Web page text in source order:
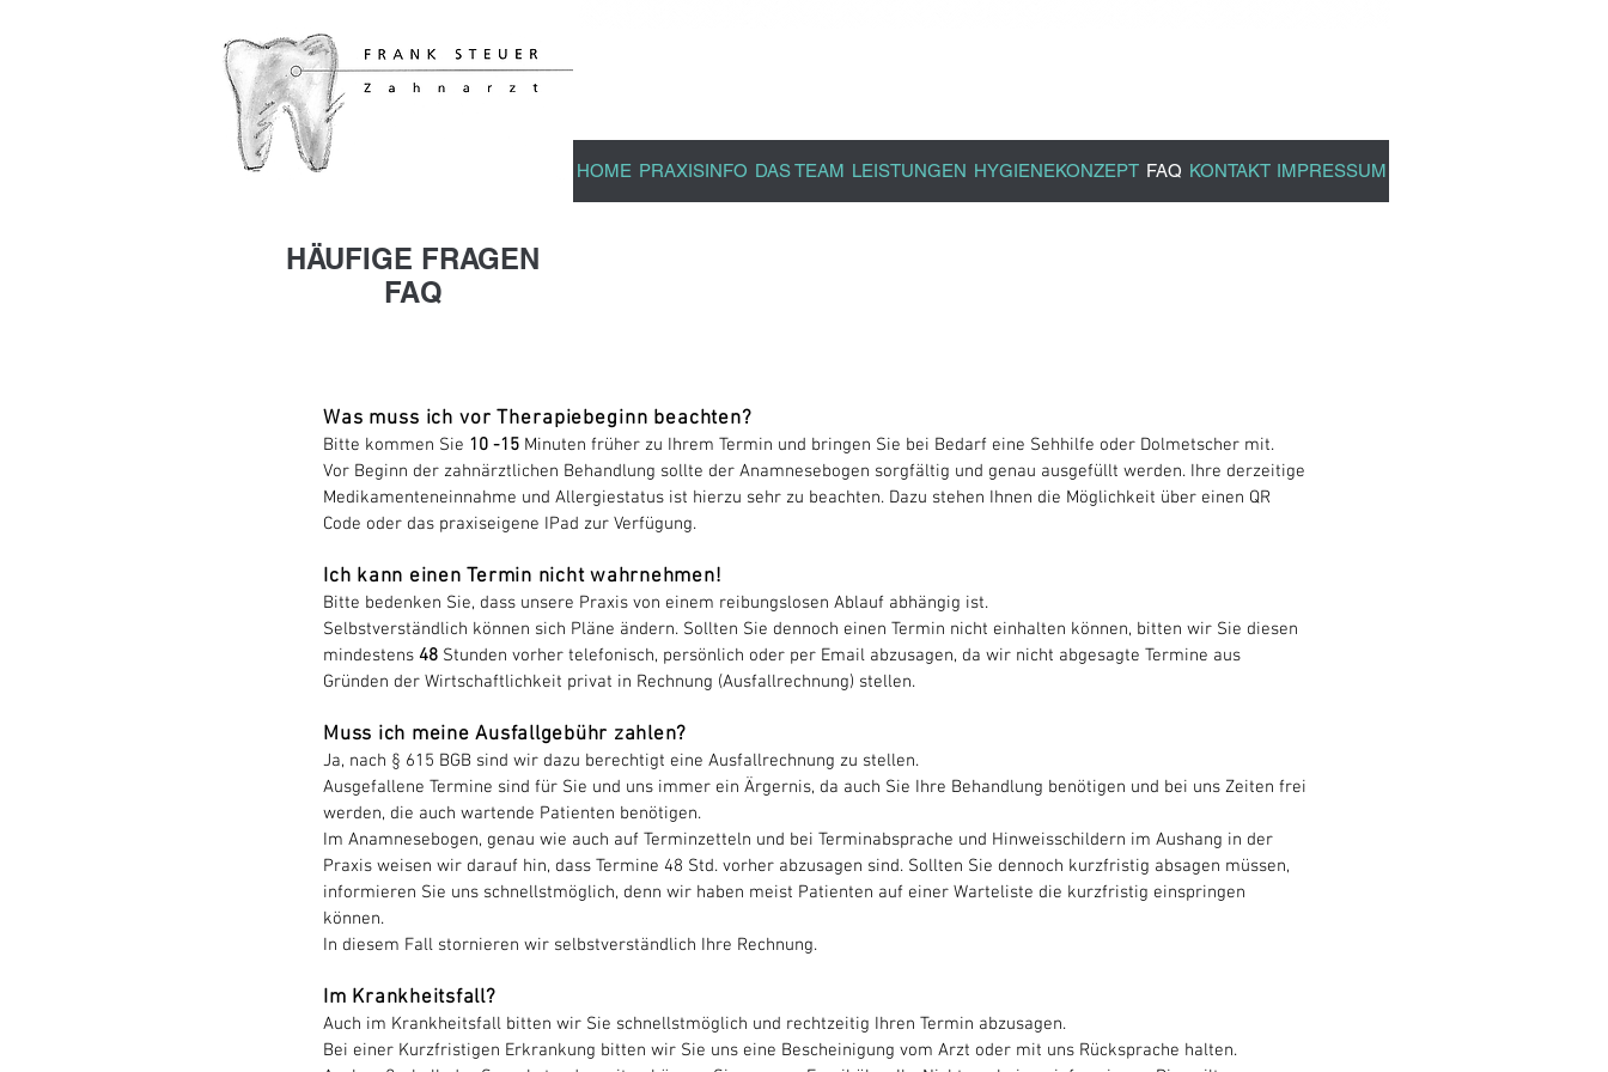
HOME PRAXISINFO DAS TEAM LEISTUNGEN HYGIENEKONZEPT FAQ KONTAKT IMPRESSUM
HÄUFIGE FRAGEN
FAQ
Was muss ich vor Therapiebeginn beachten?
Bitte kommen Sie 10 -15 Minuten früher zu Ihrem Termin und bringen Sie bei Bedarf eine Sehhilfe oder Dolmetscher mit.
Vor Beginn der zahnärztlichen Behandlung sollte der Anamnesebogen sorgfältig und genau ausgefüllt werden. Ihre derzeitige
Medikamenteneinnahme und Allergiestatus ist hierzu sehr zu beachten. Dazu stehen Ihnen die Möglichkeit über einen QR
Code oder das praxiseigene IPad zur Verfügung.
Ich kann einen Termin nicht wahrnehmen!
Bitte bedenken Sie, dass unsere Praxis von einem reibungslosen Ablauf abhängig ist.
Selbstverständlich können sich Pläne ändern. Sollten Sie dennoch einen Termin nicht einhalten können, bitten wir Sie diesen
mindestens 48 Stunden vorher telefonisch, persönlich oder per Email abzusagen, da wir nicht abgesagte Termine aus
Gründen der Wirtschaftlichkeit privat in Rechnung (Ausfallrechnung) stellen.
Muss ich meine Ausfallgebühr zahlen?
Ja, nach § 615 BGB sind wir dazu berechtigt eine Ausfallrechnung zu stellen.
Ausgefallene Termine sind für Sie und uns immer ein Ärgernis, da auch Sie Ihre Behandlung benötigen und bei uns Zeiten frei
werden, die auch wartende Patienten benötigen.
Im Anamnesebogen, genau wie auch auf Terminzetteln und bei Terminabsprache und Hinweisschildern im Aushang in der
Praxis weisen wir darauf hin, dass Termine 48 Std. vorher abzusagen sind. Sollten Sie dennoch kurzfristig absagen müssen,
informieren Sie uns schnellstmöglich, denn wir haben meist Patienten auf einer Warteliste die kurzfristig einspringen
können.
In diesem Fall stornieren wir selbstverständlich Ihre Rechnung.
Im Krankheitsfall?
Auch im Krankheitsfall bitten wir Sie schnellstmöglich und rechtzeitig Ihren Termin abzusagen.
Bei einer Kurzfristigen Erkrankung bitten wir Sie uns eine Bescheinigung vom Arzt oder mit uns Rücksprache halten.